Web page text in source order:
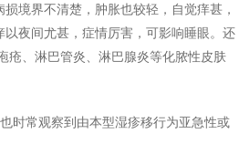
境界不清楚，肿胀也较轻，自觉痒甚，
夜间尤甚，症情厉害，可影响睡眼。还
疮、淋巴管炎、淋巴腺炎等化脓性皮肤
常观察到由本型湿疹移行为亚急性或